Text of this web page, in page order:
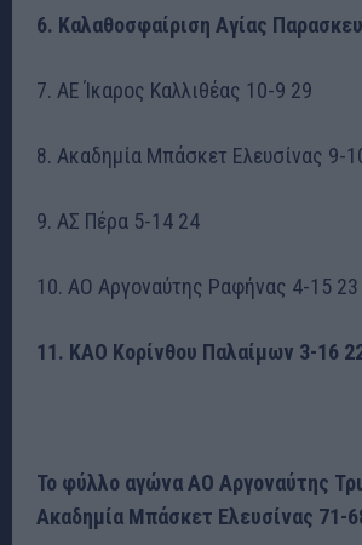
6. Καλαθοσφαίριση Αγίας
7. ΑΕ Ίκαρος Καλλιθέας 10-9 29
8. Ακαδημία Μπάσκετ Ελευσίνας 9-
9. ΑΣ Πέρα 5-14 24
10. ΑΟ Αργοναύτης Ραφήνας 4-15 23
11. ΚΑΟ Κορίνθου Παλαίμων 3-16
Το φύλλο αγώνα ΑΟ Αργοναύτης
Ακαδημία Μπάσκετ Ελευσίνας 71-